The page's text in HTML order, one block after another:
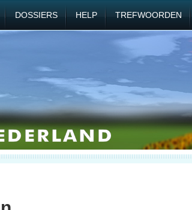
DOSSIERS HELP TREFWOORDEN